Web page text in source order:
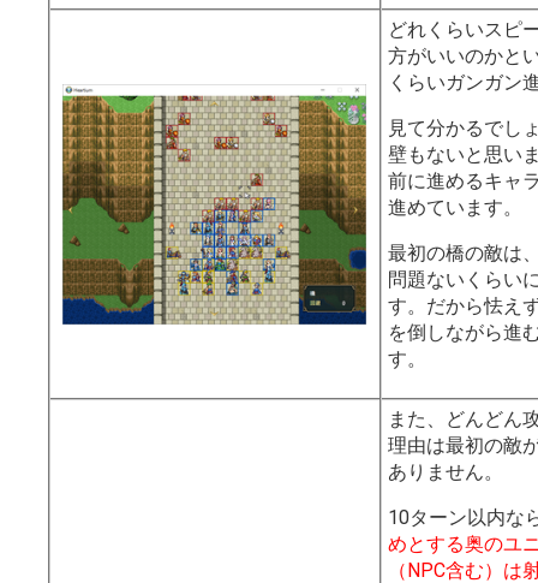
どれくらいスピ
方がいいのかと
くらいガンガン
見て分かるでし
壁もないと思い
前に進めるキャ
進めています。
最初の橋の敵は
問題ないくらい
す。だから怯え
を倒しながら進
す。
また、どんどん
理由は最初の敵
ありません。
10ターン以内な
めとする奥のユ
（NPC含む）は